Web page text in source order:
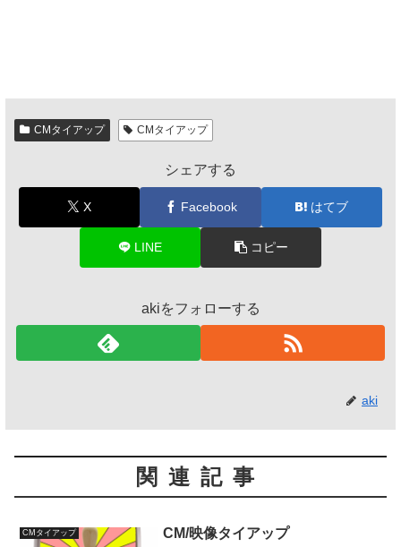
CMタイアップ CMタイアップ
シェアする
X Facebook はてブ
LINE コピー
akiをフォローする
aki
関連記事
CMタイアップ CM/映像タイアップ